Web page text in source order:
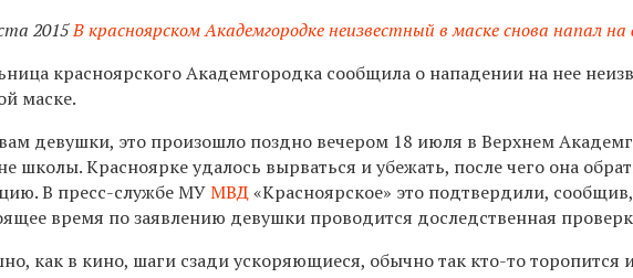
2015В красноярском Академгородке неизвестный в маске снова напал на
красноярского Академгородка сообщила о нападении на нее
маске.
девушки, это произошло поздно вечером 18 июля в Верхнем
школы. Красноярке удалось вырваться и убежать, после чего она
В пресс-службе МУМВД«Красноярское» это подтвердили,
время по заявлению девушки проводится доследственная
как в кино, шаги сзади ускоряющиеся, обычно так кто-то торопится